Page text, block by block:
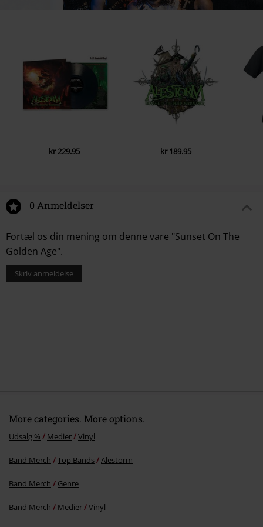
kr 229.95 kr 189.95
0 Anmeldelser
Fortæl os din mening om denne vare "Sunset On The
Golden Age".
Skriv anmeldelse
More categories. More options.
Udsalg % Medier Vinyl
Band Merch Top Bands Alestorm
Band Merch Genre
Band Merch Medier Vinyl